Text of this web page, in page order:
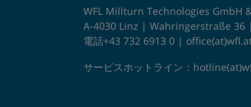
WFL Millturn Technologies GmbH
A-4030 Linz | Wahringerstraße 36
電話+43 732 6913 0 |
サービスホットライン：